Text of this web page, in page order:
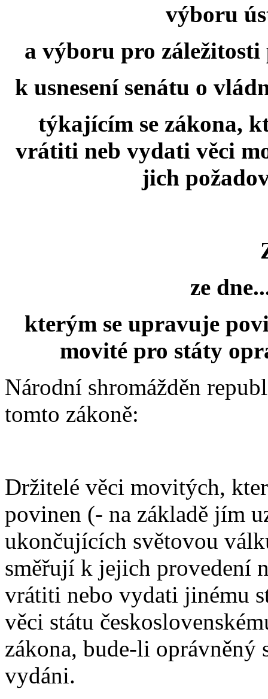
výboru
a výboru pro
k usnesení senátu o
týkajícím se zákona,
vrátiti neb vydati věci
jich
ze
kterým se upravuje
movité pro státy
Národní shromážděn
tomto zákoně:
Držitelé věci movitých,
povinen (- na základě jím
ukončujících světovou
směřují k jejich provedení
vrátiti nebo vydati jinému
věci státu
zákona, bude-li oprávněný
vydáni.